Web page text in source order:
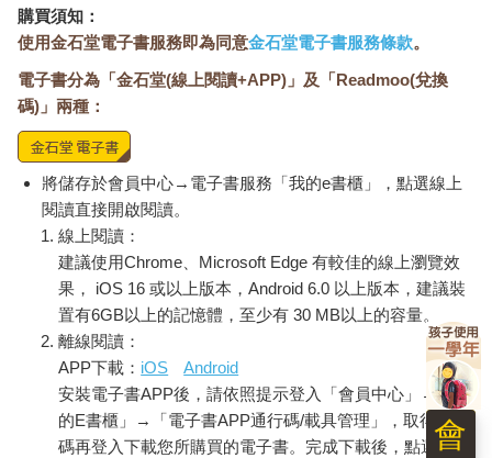
購買須知：
使用金石堂電子書服務即為同意金石堂電子書服務條款。
電子書分為「金石堂(線上閱讀+APP)」及「Readmoo(兌換
碼)」兩種：
將儲存於會員中心→電子書服務「我的e書櫃」，點選線上
閱讀直接開啟閱讀。
線上閱讀：
建議使用Chrome、Microsoft Edge 有較佳的線上瀏覽效
果， iOS 16 或以上版本，Android 6.0 以上版本，建議裝
置有6GB以上的記憶體，至少有 30 MB以上的容量。
離線閱讀：
APP下載： iOS
Android
安裝電子書APP後，請依照提示登入「會員中心」→「我
的E書櫃」→「電子書APP通行碼/載具管理」，取得通行
碼再登入下載您所購買的電子書。完成下載後，點選任一
會